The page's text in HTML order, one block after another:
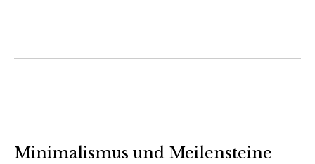
Minimalismus und Meilensteine